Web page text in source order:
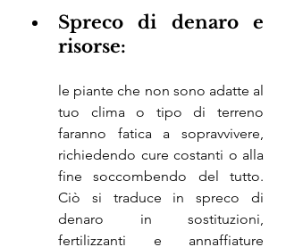
Spreco di denaro e
risorse:
le piante che non sono adatte al
tuo clima o tipo di terreno
faranno fatica a sopravvivere,
richiedendo cure costanti o alla
fine soccombendo del tutto.
Ciò si traduce in spreco di
denaro in sostituzioni,
fertilizzanti e annaffiature